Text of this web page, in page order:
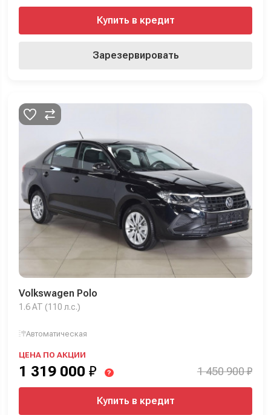
Купить в кредит
Зарезервировать
Volkswagen Polo
1.6 AT (110 л.с.)
Автоматическая
ЦЕНА ПО АКЦИИ
1 319 000 ₽ ? 1 450 900 ₽
Купить в кредит